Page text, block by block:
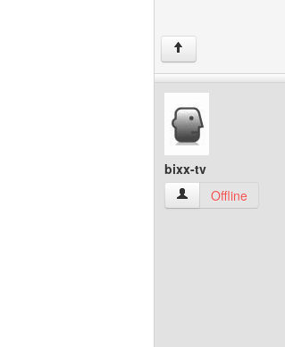
↑
bixx-tv
bixx-tv Benutzer-
Offline